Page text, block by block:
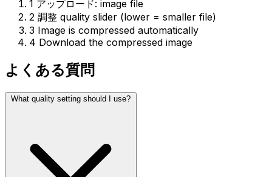
1 アップロード: image file
2 調整 quality slider (lower = smaller file)
3 Image is compressed automatically
4 Download the compressed image
よくある質問
What quality setting should I use?